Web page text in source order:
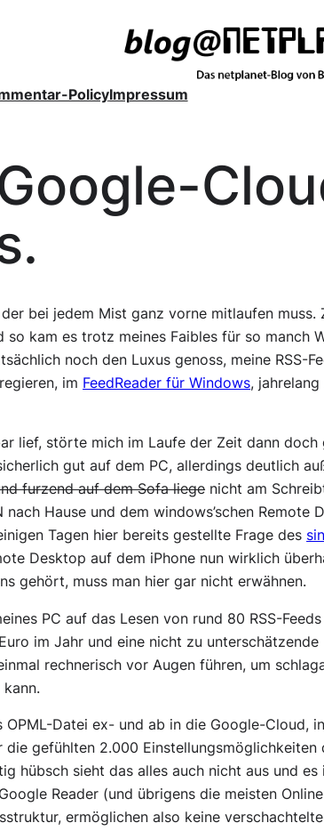
PolicyImpressum
bei jedem Mist ganz vorne mitlaufen muss.
kam es trotz meines Faibles für so manch
noch den Luxus genoss, meine RSS-
im FeedReader für Windows,
lief, störte mich im Laufe der Zeit dann
gut auf dem PC, allerdings deutlich
furzend auf dem Sofa liege nicht am
Hause und dem windows’schen Remote
Tagen hier bereits gestellte Frage des
Desktop auf dem iPhone nun wirklich
gehört, muss man hier gar nicht erwähnen.
PC auf das Lesen von rund 80 RSS-
im Jahr und eine nicht zu unterschätzende
rechnerisch vor Augen führen, um
OPML-Datei ex- und ab in die Google-Cloud,
gefühlten 2.000 Einstellungsmöglichkeiten
hübsch sieht das alles auch nicht aus und es
Reader (und übrigens die meisten
ermöglichen also keine